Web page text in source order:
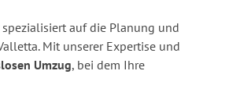
auf die Planung und
Mit unserer Expertise und
Umzug, bei dem Ihre